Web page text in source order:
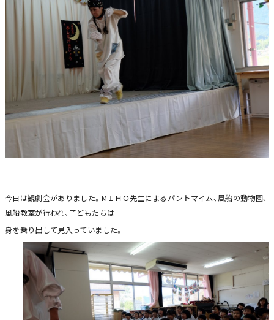
今日は観劇会がありました。МＩＨＯ先生によるパントマイム、風船の動物園、
風船教室が行われ、子どもたちは
身を乗り出して見入っていました。